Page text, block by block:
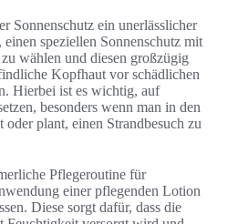
Sonnenschutz ein unerlässlicher
einen speziellen Sonnenschutz mit
wählen und diesen großzügig
Kopfhaut vor schädlichen
Hierbei ist es wichtig, auf
besonders wenn man in den
oder plant, einen Strandbesuch zu
Pflegeroutine für
einer pflegenden Lotion
Diese sorgt dafür, dass die